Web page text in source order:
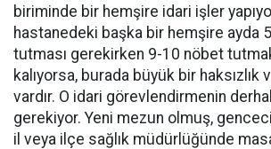
biriminde bir hemşire idari işler
hastanedeki başka bir hemşire ayda
tutması gerekirken 9-10 nöbet
kalıyorsa, burada büyük bir
vardır. O idari görevlendirmenin
gerekiyor. Yeni mezun olmuş,
il veya ilçe sağlık müdürlüğünde